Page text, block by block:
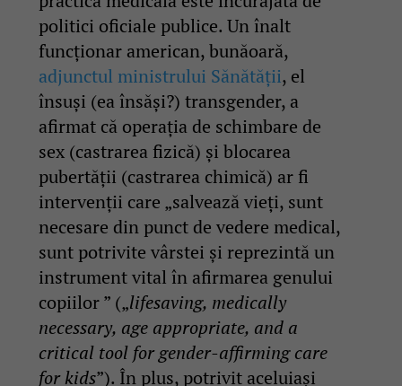
politici oficiale publice. Un înalt
funcționar american, bunăoară,
adjunctul ministrului Sănătății, el
însuși (ea însăși?) transgender, a
afirmat că operația de schimbare de
sex (castrarea fizică) și blocarea
pubertății (castrarea chimică) ar fi
intervenții care „salvează vieți, sunt
necesare din punct de vedere medical,
sunt potrivite vârstei și reprezintă un
instrument vital în afirmarea genului
copiilor ” („lifesaving, medically
necessary, age appropriate, and a
critical tool for gender-affirming care
for kids”). În plus, potrivit aceluiași